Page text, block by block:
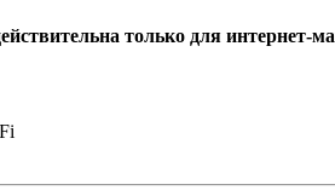
только для интернет-